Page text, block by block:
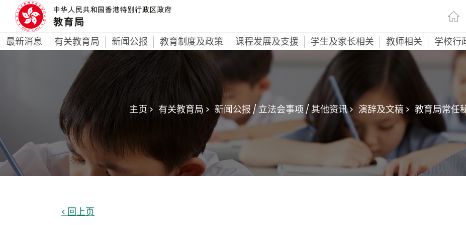
最新消息 有关教育局 新闻公报 教育制度及政策 课程发展及支援 学生及家长相关 教师相关 学校行
主页 > 有关教育局 > 新闻公报 / 立法会事项 / 其他资讯 > 演辞及文稿 > 教育局常任
< 回上页